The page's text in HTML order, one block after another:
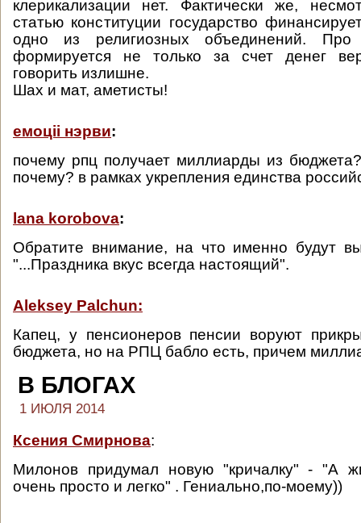
клерикализации нет. Фактически же,
статью конституции государство
одно из религиозных объединений.
формируется не только за счет денег
говорить излишне.
Шах и мат, аметисты!
емоцii нэрви:
почему рпц получает миллиарды из
почему? в рамках укрепления единства
lana korobova:
Обратите внимание, на что именно будут
"...Праздника вкус всегда настоящий".
Aleksey Palchun:
Капец, у пенсионеров пенсии воруют
бюджета, но на РПЦ бабло есть, причем
В БЛОГАХ
1 ИЮЛЯ 2014
Ксения Смирнова:
Милонов придумал новую "кричалку" - "А
очень просто и легко" . Гениально,по-моему))